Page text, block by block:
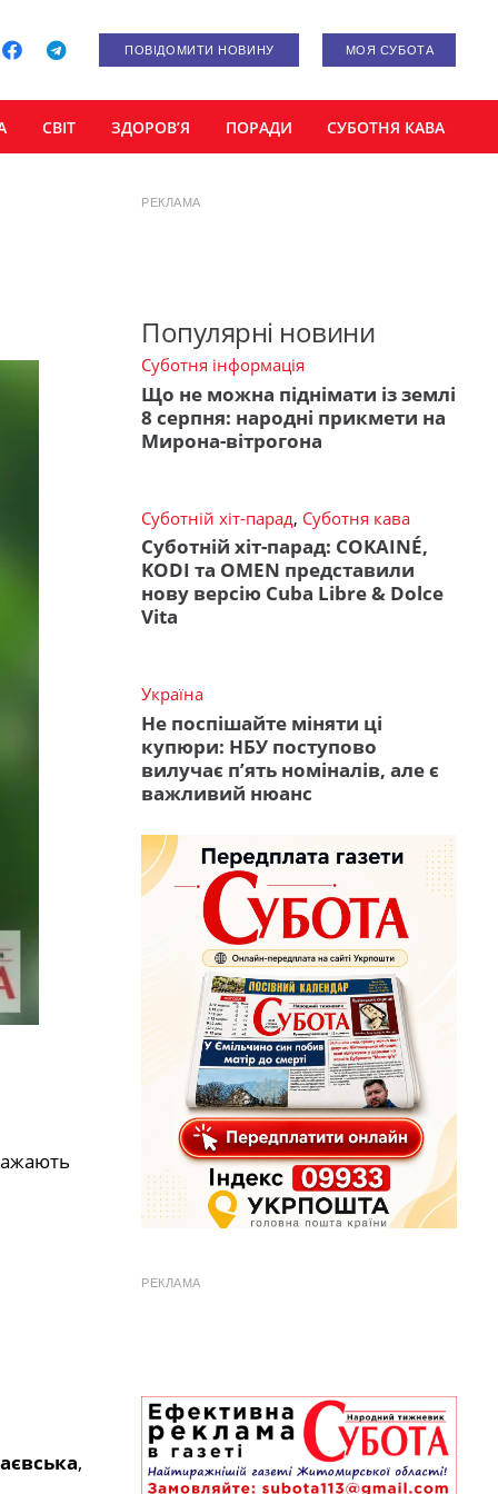
ПОВІДОМИТИ НОВИНУ МОЯ СУБОТА
СВІТ ЗДОРОВ’Я ПОРАДИ СУБОТНЯ КАВА
,
РЕКЛАМА
Популярні новини
Суботня інформація
Що не можна піднімати із землі
8 серпня: народні прикмети на
Мирона-вітрогона
Суботній хіт-парад, Суботня кава
Суботній хіт-парад: COKAINÉ,
KODI та OMEN представили
нову версію Cuba Libre & Dolce
Vita
Україна
Не поспішайте міняти ці
купюри: НБУ поступово
вилучає п’ять номіналів, але є
важливий нюанс
РЕКЛАМА